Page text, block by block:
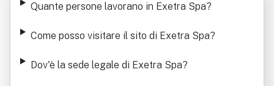
Quante persone lavorano in Exetra Spa?
Come posso visitare il sito di Exetra Spa?
Dov'è la sede legale di Exetra Spa?